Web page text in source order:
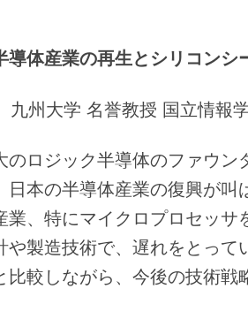
導体産業の再生とシリコンシ
九州大学 名誉教授 国立情報
ロジック半導体のファウン
日本の半導体産業の復興が叫
業、特にマイクロプロセッサ
や製造技術で、遅れをとって
比較しながら、今後の技術戦